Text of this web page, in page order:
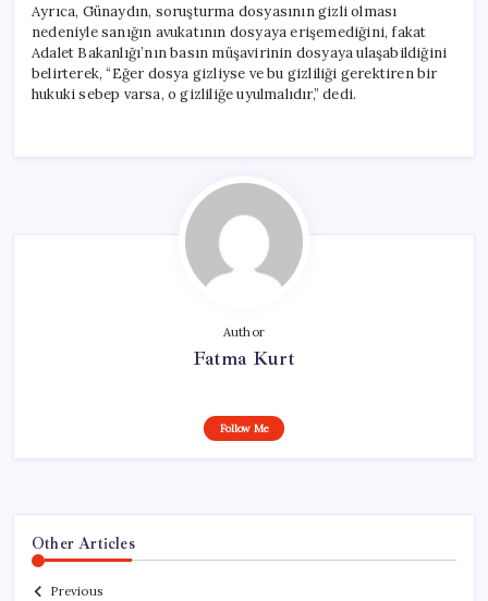
Ayrıca, Günaydın, soruşturma dosyasının gizli olması
nedeniyle sanığın avukatının dosyaya erişemediğini, fakat
Adalet Bakanlığı’nın basın müşavirinin dosyaya ulaşabildiğini
belirterek, “Eğer dosya gizliyse ve bu gizliliği gerektiren bir
hukuki sebep varsa, o gizliliğe uyulmalıdır,” dedi.
Author
Fatma Kurt
Follow Me
Other Articles
Previous